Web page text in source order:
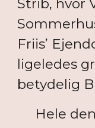
Strib, hvor
Friis’
ligeledes
betydelig
Hele